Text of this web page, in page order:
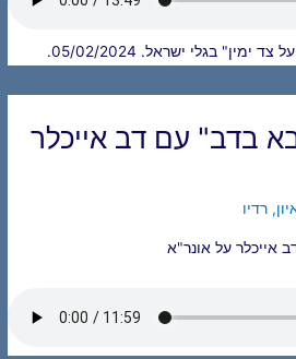
בגלי ישראל. 05/02/2024.
בדב" עם דב אייכלר
, רדיו
אייכלר על אונר"א